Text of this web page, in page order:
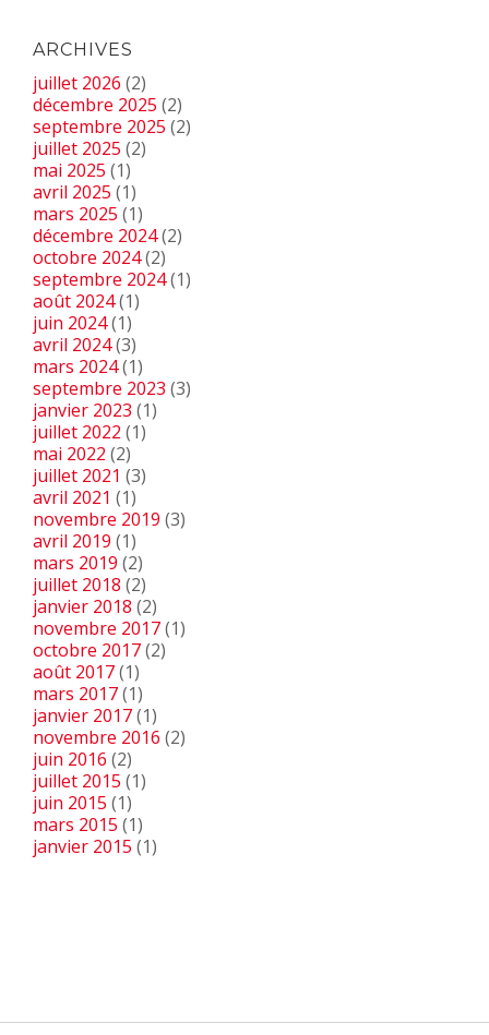
ARCHIVES
juillet 2026 (2)
décembre 2025 (2)
septembre 2025 (2)
juillet 2025 (2)
mai 2025 (1)
avril 2025 (1)
mars 2025 (1)
décembre 2024(2)
octobre 2024(2)
septembre 2024(1)
août 2024(1)
juin 2024(1)
avril 2024(3)
mars 2024(1)
septembre 2023 (3)
janvier 2023 (1)
juillet 2022 (1)
mai 2022 (2)
juillet 2021 (3)
avril 2021 (1)
novembre 2019 (3)
avril 2019 (1)
mars 2019 (2)
juillet 2018 (2)
janvier 2018 (2)
novembre 2017(1)
octobre 2017(2)
août 2017(1)
mars 2017(1)
janvier 2017(1)
novembre 2016 (2)
juin 2016 (2)
juillet 2015 (1)
juin 2015 (1)
mars 2015 (1)
janvier 2015 (1)